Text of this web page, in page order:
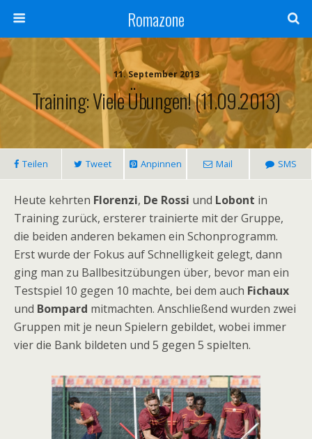
Romazone
11. September 2013
Training: Viele Übungen! (11.09.2013)
Teilen Tweet Anpinnen Mail SMS
Heute kehrten Florenzi, De Rossi und Lobont in
Training zurück, ersterer trainierte mit der Gruppe,
die beiden anderen bekamen ein Schonprogramm.
Erst wurde der Fokus auf Schnelligkeit gelegt, dann
ging man zu Ballbesitzübungen über, bevor man ein
Testspiel 10 gegen 10 machte, bei dem auch Fichaux
und Bompard mitmachten. Anschließend wurden zwei
Gruppen mit je neun Spielern gebildet, wobei immer
vier die Bank bildeten und 5 gegen 5 spielten.